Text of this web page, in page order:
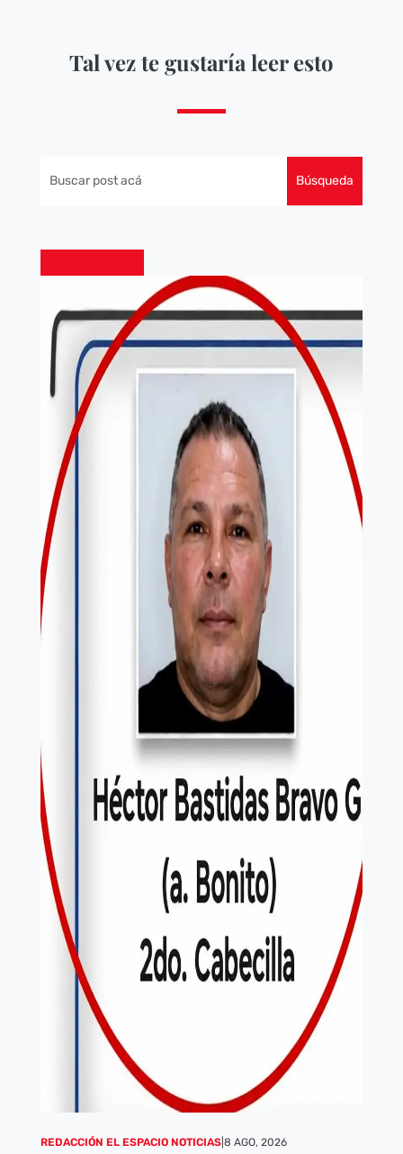
Tal vez te gustaría leer esto
REDACCIÓN EL ESPACIO NOTICIAS| 8 AGO, 2026